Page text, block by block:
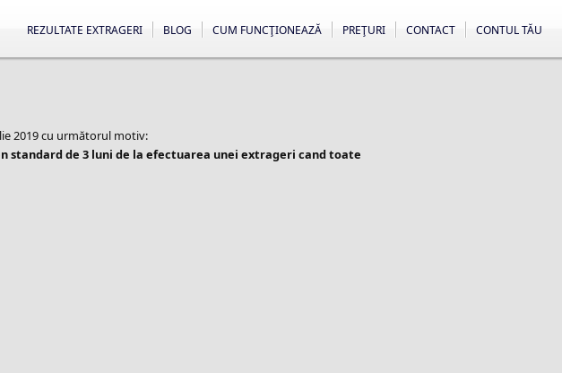
CONTUL TĂU
CONTACT
PREŢURI
CUM FUNCŢIONEAZĂ
BLOG
REZULTATE EXTRAGERI
2019 cu următorul motiv:
standard de 3 luni de la efectuarea unei extrageri cand toate